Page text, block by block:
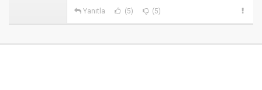
Yanıtla (5) (5)